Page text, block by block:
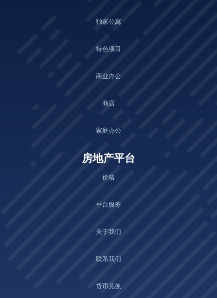
独家公寓
特色项目
商业办公
商店
家庭办公
房地产平台
价格
平台服务
关于我们
联系我们
货币兑换